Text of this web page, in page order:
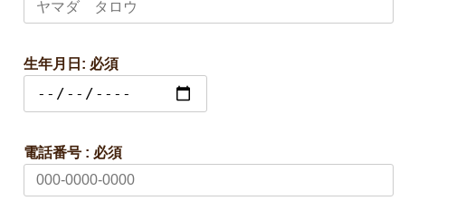
生年月日: 必須
電話番号 : 必須